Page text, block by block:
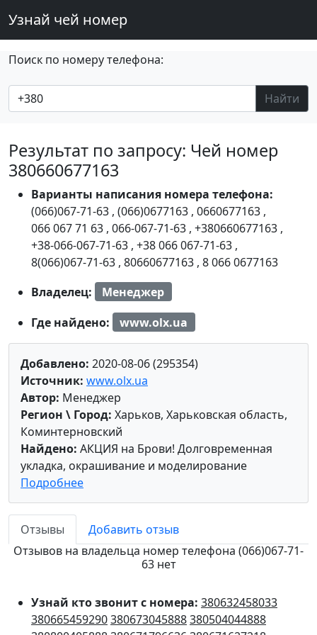
Узнай чей номер
Поиск по номеру телефона:
Найти
Результат по запросу: Чей номер
380660677163
Варианты написания номера телефона:
(066)067-71-63 , (066)0677163 , 0660677163 ,
066 067 71 63 , 066-067-71-63 , +380660677163 ,
+38-066-067-71-63 , +38 066 067-71-63 ,
8(066)067-71-63 , 80660677163 , 8 066 0677163
Владелец:
Менеджер
Где найдено:
www.olx.ua
Добавлено: 2020-08-06 (295354)
Источник: www.olx.ua
Автор: Менеджер
Регион \ Город: Харьков, Харьковская область,
Коминтерновский
Найдено: АКЦИЯ на Брови! Долговременная
укладка, окрашивание и моделирование
Подробнее
Отзывы
Добавить отзыв
Отзывов на владельца номер телефона (066)067-71-
63 нет
Узнай кто звонит с номера: 380632458033
380665459290380673045888380504044888